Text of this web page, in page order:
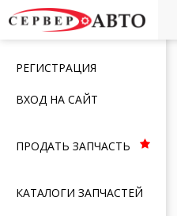
Меню
РЕГИСТРАЦИЯ
ВХОД НА САЙТ
ПРОДАТЬ ЗАПЧАСТЬ
КАТАЛОГИ ЗАПЧАСТЕЙ